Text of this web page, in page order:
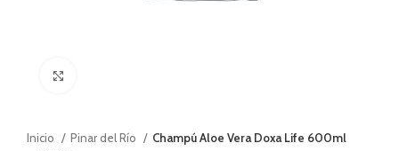
Inicio Pinar del Río Champú Aloe Vera Doxa Life 600ml